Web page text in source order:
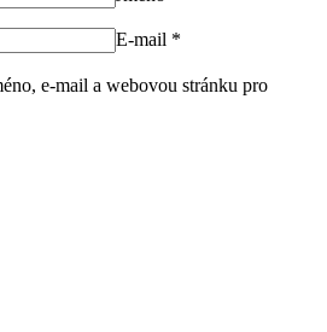
E-mail *
e-mail a webovou stránku pro